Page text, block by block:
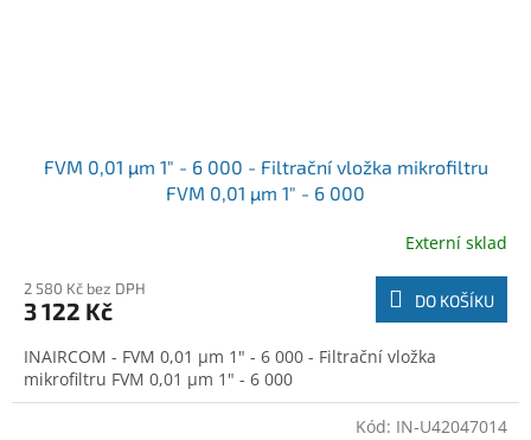
FVM 0,01 µm 1" - 6 000 - Filtrační vložka mikrofiltru
FVM 0,01 µm 1" - 6 000
Externí sklad
2 580 Kč bez DPH
3 122 Kč DO KOŠÍKU
INAIRCOM - FVM 0,01 µm 1" - 6 000 - Filtrační vložka
mikrofiltru FVM 0,01 µm 1" - 6 000
Kód: IN-U42047014